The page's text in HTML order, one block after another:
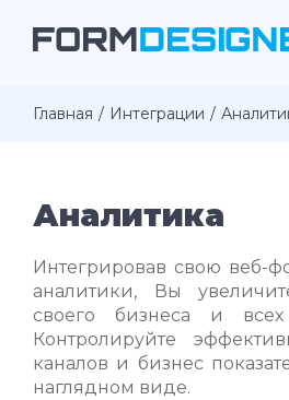
Главная Интеграции
Аналитика
Интегрировав свою веб-
аналитики, Вы
своего бизнеса и всех
Контролируйте
каналов и бизнес
наглядном виде.